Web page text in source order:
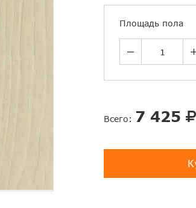
Площадь пола
Всего: 7 425